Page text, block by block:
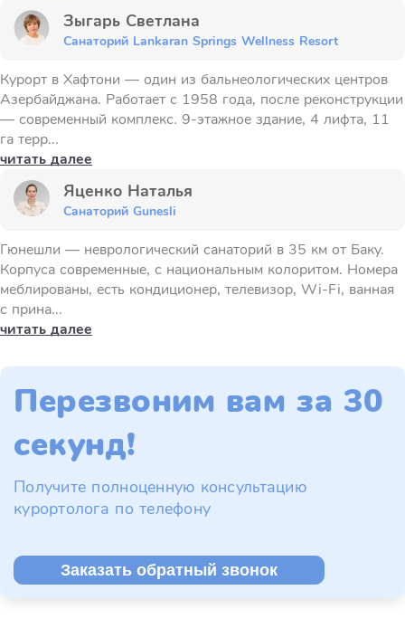
Зыгарь Светлана
Санаторий Lankaran Springs Wellness Resort
Курорт в Хафтони — один из бальнеологических центров
Азербайджана. Работает с 1958 года, после реконструкции
— современный комплекс. 9-этажное здание, 4 лифта, 11
га терр...
читать далее
Яценко Наталья
Санаторий Gunesli
Гюнешли — неврологический санаторий в 35 км от Баку.
Корпуса современные, с национальным колоритом. Номера
меблированы, есть кондиционер, телевизор, Wi-Fi, ванная
с прина...
читать далее
Перезвоним вам за 30
секунд!
Получите полноценную консультацию
курортолога по телефону
Заказать обратный звонок